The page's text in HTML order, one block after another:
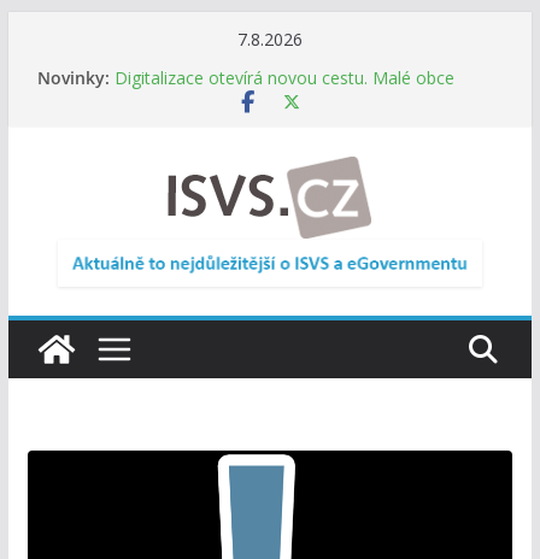
7.8.2026
Novinky:
Informace o obcích vždy po ruce. SMS ČR spouští
novou mobilní aplikaci
Digitalizace otevírá novou cestu. Malé obce
veřejnost do testování digitálních služeb
DIA: Informační systém dlouhodobého řízení
(ISDŘ) je od července v plném provozu
RVIS – Výbor pro architekturu a řízení ICT
zveřejnil materiály z nového jednání